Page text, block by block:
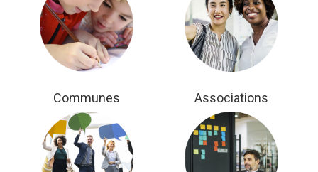
Communes Associations